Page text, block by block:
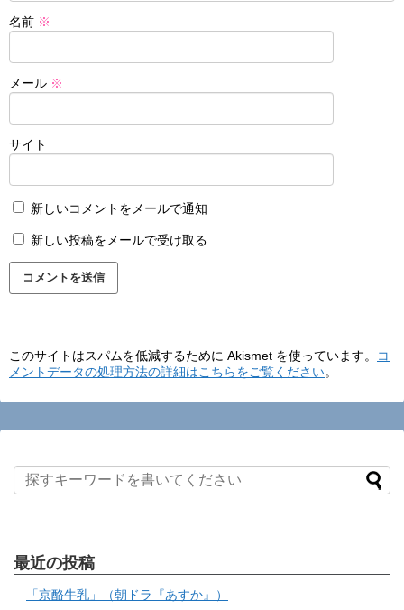
名前 ※
メール ※
サイト
新しいコメントをメールで通知
新しい投稿をメールで受け取る
このサイトはスパムを低減するために Akismet を使っています。
コ
メントデータの処理方法の詳細はこちらをご覧ください。
最近の投稿
「京酪牛乳」（朝ドラ『あすか』）